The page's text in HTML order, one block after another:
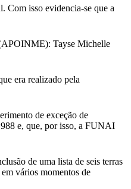
Com isso evidencia-se que a
(APOINME): Tayse Michelle
era realizado pela
de exceção de
e, que, por isso, a FUNAI
de uma lista de seis terras
vários momentos de